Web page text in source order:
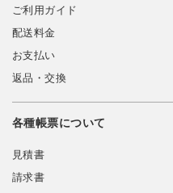
ご利用ガイド
配送料金
お支払い
返品・交換
各種帳票について
見積書
請求書